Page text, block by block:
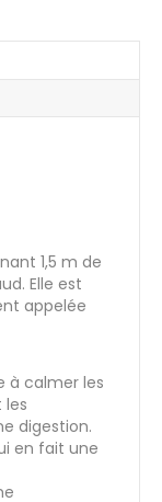
1,5 m de
Elle est
appelée
à calmer les
les
digestion.
en fait une